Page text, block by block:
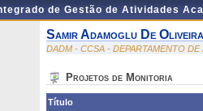
de Gestão de Atividades
Samir Adamoglu De Oliveira
DADM - CCSA - DEPARTAMENTO
Projetos de Monitoria
Título